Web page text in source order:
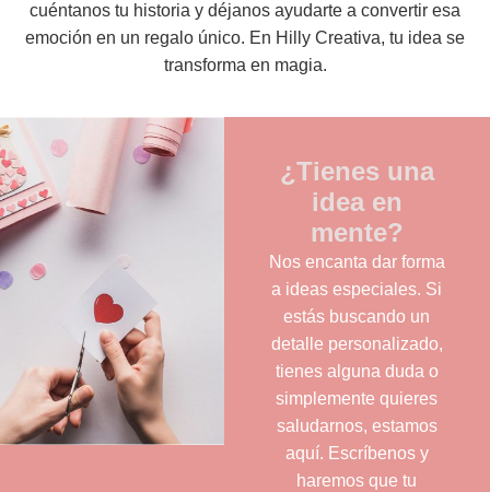
cuéntanos tu historia y déjanos ayudarte a convertir esa
emoción en un regalo único. En Hilly Creativa, tu idea se
transforma en magia.
¿Tienes una
idea en
mente?
Nos encanta dar forma
a ideas especiales. Si
estás buscando un
detalle personalizado,
tienes alguna duda o
simplemente quieres
saludarnos, estamos
aquí. Escríbenos y
haremos que tu